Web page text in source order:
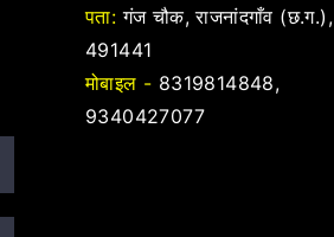
पता: गंज चौक, राजनांदगाँव (छ.ग.),
491441
मोबाइल - 8319814848,
9340427077